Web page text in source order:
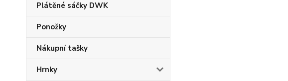
Plátěné sáčky DWK
Ponožky
Nákupní tašky
Hrnky